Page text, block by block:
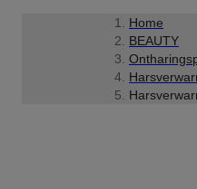
Home
BEAUTY